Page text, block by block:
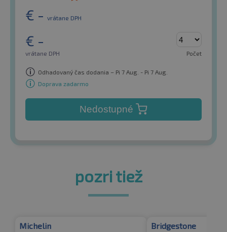
€ - vrátane DPH
€ -
vrátane DPH Počet
Odhadovaný čas dodania – Pi 7 Aug. - Pi 7 Aug.
Doprava zadarmo
Nedostupné
pozri tiež
Michelin Bridgestone